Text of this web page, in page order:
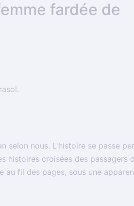
fardée de
selon nous. L'histoire se passe
histoires croisées des passagers
au fil des pages, sous une